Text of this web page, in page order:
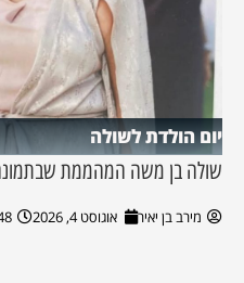
יום הולדת לשולה
שולה בן משה המהממת
מירב בן יאיר אוגוסט 4, 2026